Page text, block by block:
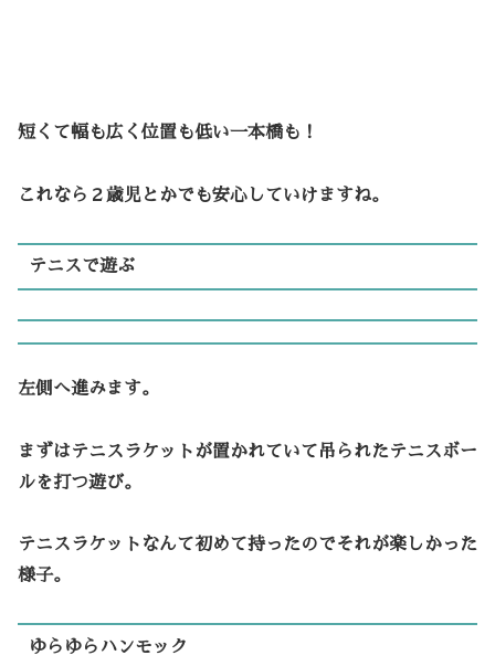
短くて幅も広く位置も低い一本橋も！
これなら２歳児とかでも安心していけますね。
テニスで遊ぶ
左側へ進みます。
まずはテニスラケットが置かれていて吊られたテニスボー
ルを打つ遊び。
テニスラケットなんて初めて持ったのでそれが楽しかった
様子。
ゆらゆらハンモック